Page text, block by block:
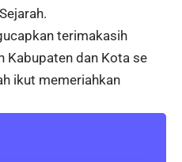
terimakasih
Kabupaten dan Kota se
ikut memeriahkan